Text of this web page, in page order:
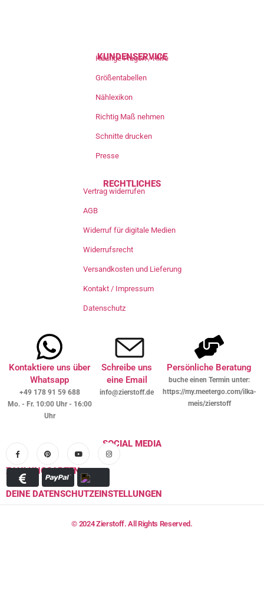
KUNDENSERVICE
Häufige Fragen / Hilfe
Größentabellen
Nählexikon
Richtig Maß nehmen
Schnitte drucken
Presse
RECHTLICHES
Vertrag widerrufen
AGB
Widerruf für digitale Medien
Widerrufsrecht
Versandkosten und Lieferung
Kontakt / Impressum
Datenschutz
Kontaktiere uns über
Whatsapp
+49 178 91 59 688
Mo. - Fr. 10:00 Uhr - 16:00
Uhr
Schreibe uns
eine Email
info@zierstoff.de
Persönliche Beratung
buche einen Termin unter:
https://my.meetergo.com/ilka-
meis/zierstoff
SOCIAL MEDIA
ZAHLUNGSARTEN
DEINE DATENSCHUTZEINSTELLUNGEN
© 2024 Zierstoff. All Rights Reserved.